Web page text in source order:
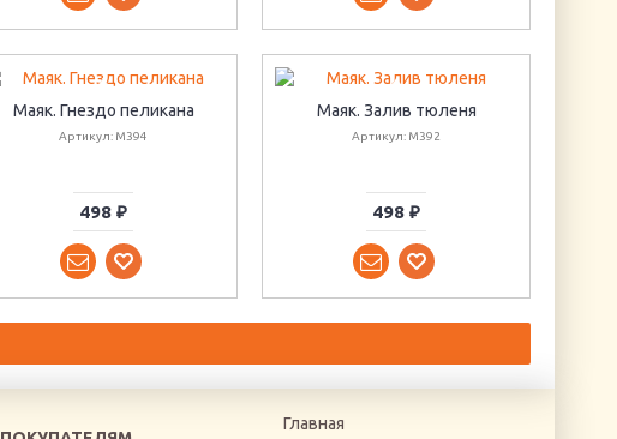
Маяк. Гнездо пеликана
Артикул: M394
498 ₽
Маяк. Залив тюленя
Артикул: M392
498 ₽
Главная